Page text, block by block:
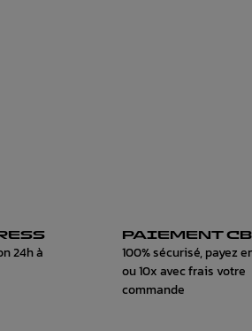
24h à
PAIEMENT CB
100% sécurisé, payez
ou 10x avec frais votre
commande